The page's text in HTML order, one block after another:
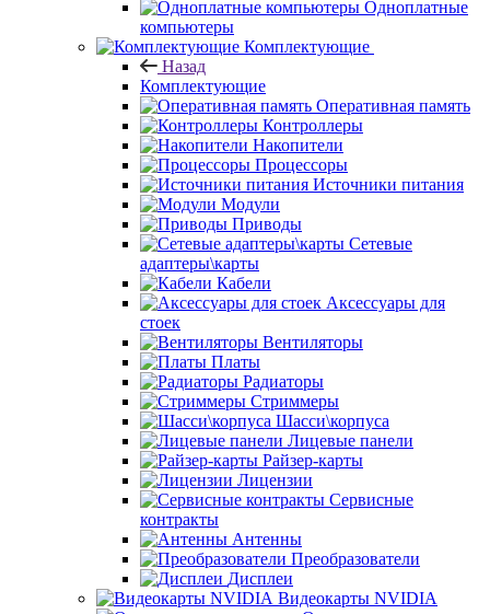
Одноплатные
компьютеры
Комплектующие
Назад
Комплектующие
Оперативная память
Контроллеры
Накопители
Процессоры
Источники питания
Модули
Приводы
Сетевые
адаптеры\карты
Кабели
Аксессуары для
стоек
Вентиляторы
Платы
Радиаторы
Стриммеры
Шасси\корпуса
Лицевые панели
Райзер-карты
Лицензии
Сервисные
контракты
Антенны
Преобразователи
Дисплеи
Видеокарты NVIDIA